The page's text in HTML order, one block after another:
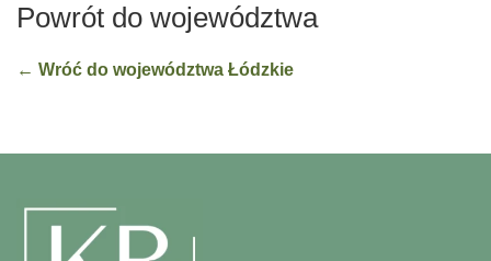
Powrót do województwa
← Wróć do województwa Łódzkie